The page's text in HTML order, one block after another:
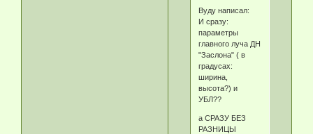
Byду написал:
И сразу:
параметры
главного луча ДН
"Заслона" ( в
градусах:
ширина,
высота?) и
УБЛ??
а СРАЗУ БЕЗ
РАЗНИЦЫ